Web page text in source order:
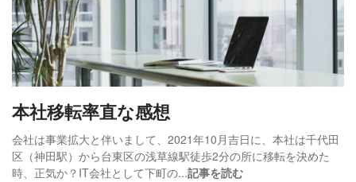
本社移転率直な感想
会社は事業拡大と伴いまして、2021年10月吉日に、本社は千代田
区（神田駅）から台東区の浅草線駅徒歩2分の所に移転を決めた
時、正気か？IT会社として下町の...記事を読む